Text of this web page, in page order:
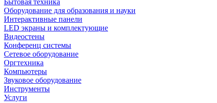
Бытовая техника
Оборудование для образования и науки
Интерактивные панели
LED экраны и комплектующие
Видеостены
Конференц системы
Сетевое оборудование
Оргтехника
Компьютеры
Звуковое оборудование
Инструменты
Услуги